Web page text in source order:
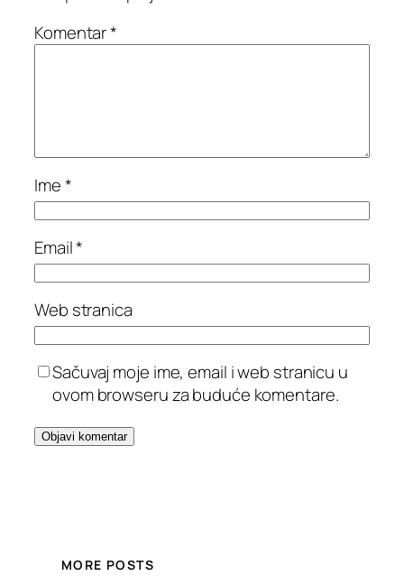
Komentar*
Ime*
Email*
Web stranica
Sačuvaj moje ime, email i web stranicu u
ovom browseru za buduće komentare.
MORE POSTS